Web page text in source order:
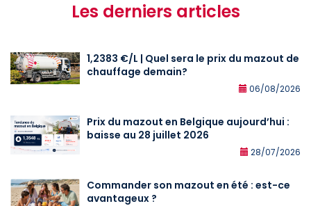
Les derniers articles
1,2383 €/L | Quel sera le prix du mazout de
chauffage demain?
06/08/2026
Prix du mazout en Belgique aujourd’hui :
baisse au 28 juillet 2026
28/07/2026
Commander son mazout en été : est-ce
avantageux ?